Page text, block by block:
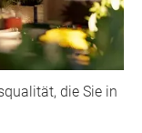
die Sie in